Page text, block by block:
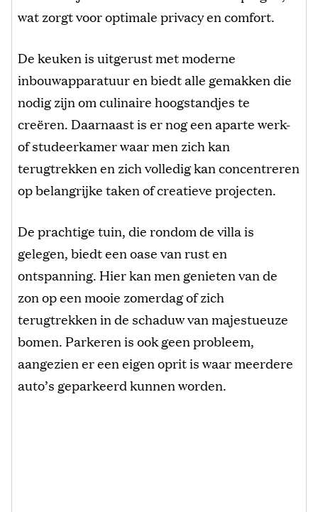
wat zorgt voor optimale privacy en comfort.
De keuken is uitgerust met moderne
inbouwapparatuur en biedt alle gemakken die
nodig zijn om culinaire hoogstandjes te
creëren. Daarnaast is er nog een aparte werk-
of studeerkamer waar men zich kan
terugtrekken en zich volledig kan concentreren
op belangrijke taken of creatieve projecten.
De prachtige tuin, die rondom de villa is
gelegen, biedt een oase van rust en
ontspanning. Hier kan men genieten van de
zon op een mooie zomerdag of zich
terugtrekken in de schaduw van majestueuze
bomen. Parkeren is ook geen probleem,
aangezien er een eigen oprit is waar meerdere
auto’s geparkeerd kunnen worden.